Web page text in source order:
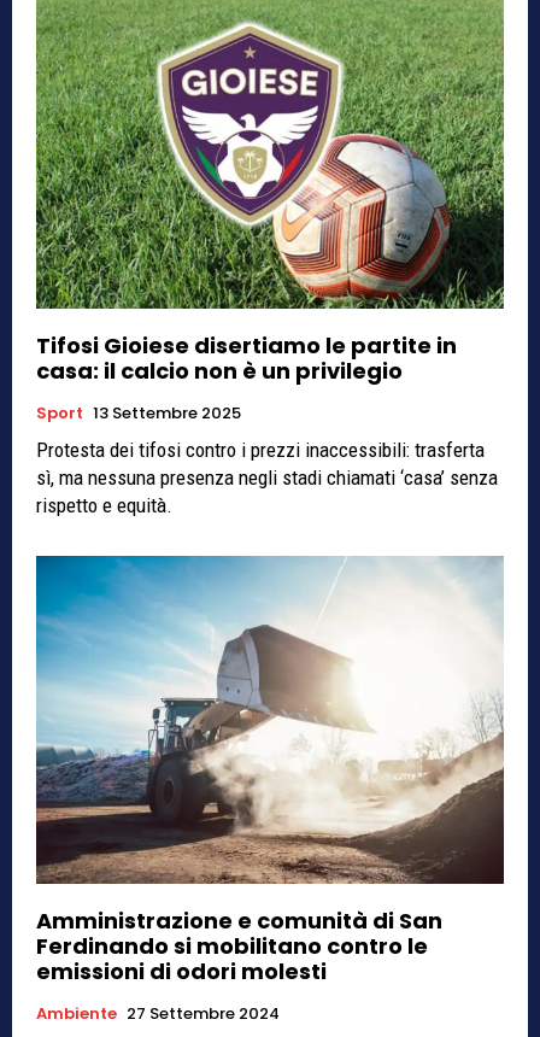
Tifosi Gioiese disertiamo le partite in
casa: il calcio non è un privilegio
Sport 13 Settembre 2025
Protesta dei tifosi contro i prezzi inaccessibili: trasferta
sì, ma nessuna presenza negli stadi chiamati ‘casa’ senza
rispetto e equità.
Amministrazione e comunità di San
Ferdinando si mobilitano contro le
emissioni di odori molesti
Ambiente 27 Settembre 2024